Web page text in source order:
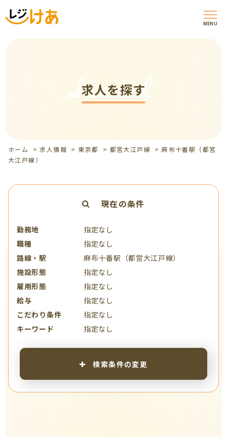
MENU
求人を探す
Search
ホーム >求人情報 > 東京都 > 都営大江戸線 >麻布十番駅（都営
大江戸線）
現在の条件
勤務地
指定なし
職種
指定なし
路線・駅
麻布十番駅（都営大江戸線）
施設形態
指定なし
雇用形態
指定なし
給与
指定なし
こだわり条件
指定なし
キーワード
指定なし
検索条件の変更